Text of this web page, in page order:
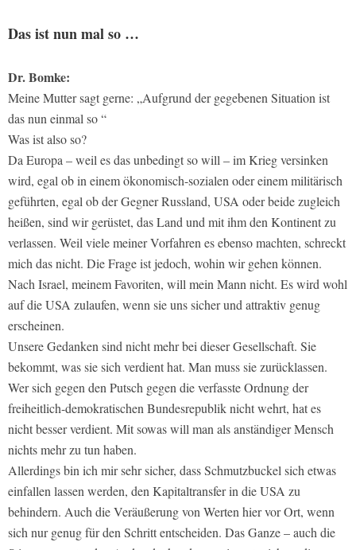
Das ist nun mal so …
Dr. Bomke:
Meine Mutter sagt gerne: „Aufgrund der gegebenen Situation ist
das nun einmal so “
Was ist also so?
Da Europa – weil es das unbedingt so will – im Krieg versinken
wird, egal ob in einem ökonomisch-sozialen oder einem militärisch
geführten, egal ob der Gegner Russland, USA oder beide zugleich
heißen, sind wir gerüstet, das Land und mit ihm den Kontinent zu
verlassen. Weil viele meiner Vorfahren es ebenso machten, schreckt
mich das nicht. Die Frage ist jedoch, wohin wir gehen können.
Nach Israel, meinem Favoriten, will mein Mann nicht. Es wird wohl
auf die USA zulaufen, wenn sie uns sicher und attraktiv genug
erscheinen.
Unsere Gedanken sind nicht mehr bei dieser Gesellschaft. Sie
bekommt, was sie sich verdient hat. Man muss sie zurücklassen.
Wer sich gegen den Putsch gegen die verfasste Ordnung der
freiheitlich-demokratischen Bundesrepublik nicht wehrt, hat es
nicht besser verdient. Mit sowas will man als anständiger Mensch
nichts mehr zu tun haben.
Allerdings bin ich mir sehr sicher, dass Schmutzbuckel sich etwas
einfallen lassen werden, den Kapitaltransfer in die USA zu
behindern. Auch die Veräußerung von Werten hier vor Ort, wenn
sich nur genug für den Schritt entscheiden. Das Ganze – auch die